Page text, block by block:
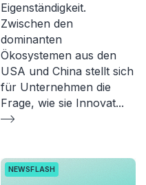
Eigenständigkeit.
Zwischen den
dominanten
Ökosystemen aus den
USA und China stellt sich
für Unternehmen die
Frage, wie sie Innovat...
NEWSFLASH